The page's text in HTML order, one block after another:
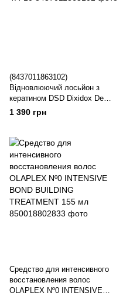
(8437011863102)
Відновлюючий лосьйон з
кератином DSD Dixidox De
Luxe Keratin Treatment Lotion
1 390 грн
Средство для интенсивного
восстановления волос
OLAPLEX Nº0 INTENSIVE